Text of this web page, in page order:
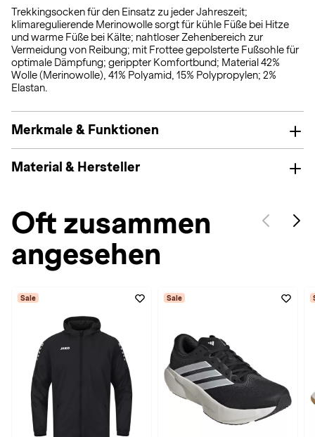
Trekkingsocken für den Einsatz zu jeder Jahreszeit;
klimaregulierende Merinowolle sorgt für kühle Füße bei Hitze
und warme Füße bei Kälte; nahtloser Zehenbereich zur
Vermeidung von Reibung; mit Frottee gepolsterte Fußsohle für
optimale Dämpfung; gerippter Komfortbund; Material 42%
Wolle (Merinowolle), 41% Polyamid, 15% Polypropylen; 2%
Elastan.
Merkmale & Funktionen
Material & Hersteller
Oft zusammen
angesehen
Sale Sale